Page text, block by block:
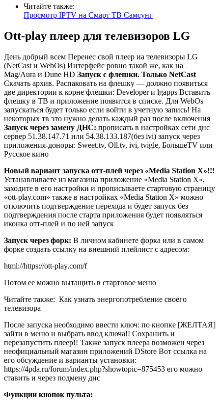
Читайте также:
Просмотр IPTV на Смарт ТВ Самсунг
Ott-play плеер для телевизоров LG
День добрый всем Перенес свой плеер на телевизоры LG
(NetCast и WebOs) Интерфейс ровно такой же, как на
Mag/Aura и Dune HD Запуск с флешки. Только NetCast
Скачать архив. Распаковать на флешку — должно появиться
две директории к корне флешки: Developer и lgapps Вставить
флешку в ТВ и приложение появится в списке. Для WebOs
запускаться будет только если войти в учетную запись! На
некоторых тв это нужно делать каждый раз после включения
Запуск через замену ДНС: прописать в настройках сети днс
сервер 51.38.147.71 или 54.38.133.187(без ivi) запуск через
приложения-доноры: Sweet.tv, Oll.tv, ivi, tvigle, БольшеTV или
Русское кино
Новый вариант запуска отт-плей через «Media Station X»!!!
Устанавливаете из магазина приложение «Media Station X»,
заходите в его настройки и прописываете стартовую страницу
«ott-play.com» также в настройках «Media Station X» можно
отключить подтверждение перехода и будет запуск без
подтверждения после старта приложения будет появляться
иконка отт-плей и по ней запуск
Запуск через форк: В личном кабинете форка или в самом
форке создать ссылку на внешний плейлист с адресом:
html://https://ott-play.com/f
Потом ее можно вытащить в стартовое меню
Читайте также: Как узнать энергопотребление своего
телевизора
После запуска необходимо ввести ключ: по кнопке [ЖЕЛТАЯ]
зайти в меню и выбрать ввод ключа!! Сохранить и
перезапустить плеер!! Также запуск плеера возможен через
неофициальный магазин приложений DStore Вот ссылка на
его обсуждение и варианты установки:
https://4pda.ru/forum/index.php?showtopic=875453 его можно
ставить и через подмену днс
Функции кнопок пульта: